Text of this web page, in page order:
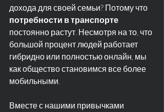
дохода для своей семьи? Потому что
потребности в транспорте
постоянно растут. Несмотря на то, что
большой процент людей работает
гибридно или полностью онлайн, мы
как общество становимся все более
мобильными.
Вместе с нашими привычками